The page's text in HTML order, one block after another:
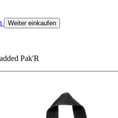
Weiter einkaufen
Pak'R